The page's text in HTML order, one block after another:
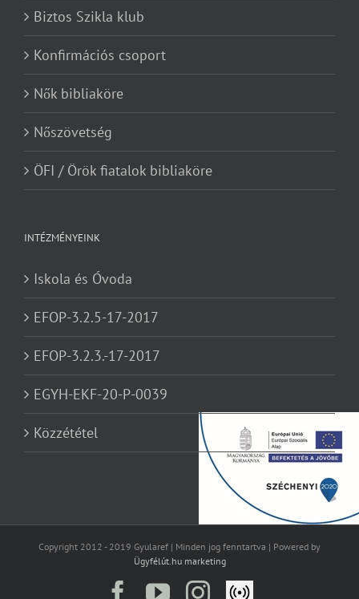
Biztos Szikla klub
Konfirmációs csoport
Nők bibliaköre
Nőszövetség
ÖFI / Örök fiatalok bibliaköre
INTÉZMÉNYEINK
Iskola és Óvoda
EFOP-3.2.5-17-2017
EFOP-3.2.3.-17-2017
EGYH-EKF-20-P-0039
Közzététel
Copyright 2012 - 2019 Gyularef | Minden jog fenntartva | Powered by
Ügyfélút.hu marketing
Facebook
YouTubeInstagram
Élő